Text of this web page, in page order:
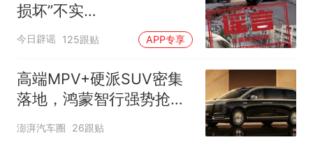
损坏”不实
（2026·08·06）
今日辟谣 125跟贴 APP专享
高端MPV+硬派SUV密集
落地，鸿蒙智行强势抢占
自主高端市场制高点
澎湃汽车圈 26跟贴